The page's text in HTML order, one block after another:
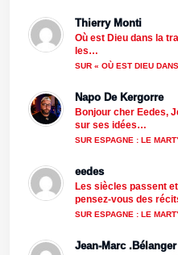
Thierry Monti
Où est Dieu dans la
les…
SUR « OÙ EST DIEU
Napo De Kergorre
Bonjour cher Eedes,
sur ses idées…
SUR ESPAGNE : LE
eedes
Les siècles passent
pensez-vous des
SUR ESPAGNE : LE
Jean-Marc .Bélanger